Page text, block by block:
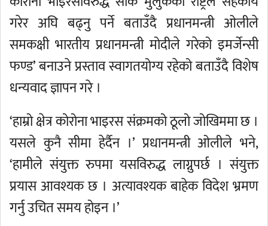
गरेर अघि बढ्नु पर्ने बताउँदै प्रधानमन्त्री ओलीले
समकक्षी भारतीय प्रधानमन्त्री मोदीले गरेको इमर्जेन्सी
फण्ड’ बनाउने प्रस्ताव स्वागतयोग्य रहेको बताउँदै विशेष
धन्यवाद ज्ञापन गरे ।
‘हाम्रो क्षेत्र कोरोना भाइरस संक्रमको ठूलो जोखिममा छ ।
यसले कुनै सीमा हेर्दैन ।’ प्रधानमन्त्री ओलीले भने,
‘हामीले संयुक्त रुपमा यसविरुद्ध लाग्नुपर्छ । संयुक्त
प्रयास आवश्यक छ । अत्यावश्यक बाहेक विदेश भ्रमण
गर्नु उचित समय होइन ।’